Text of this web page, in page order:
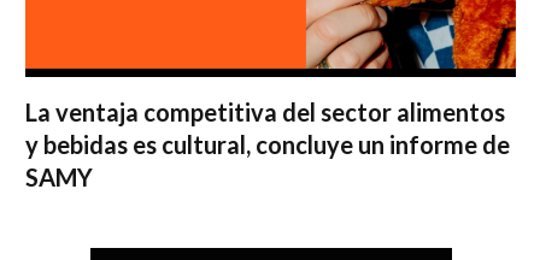
La ventaja competitiva del sector alimentos
y bebidas es cultural, concluye un informe de
SAMY